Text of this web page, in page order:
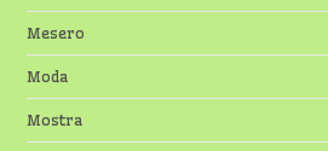
Mesero
Moda
Mostra